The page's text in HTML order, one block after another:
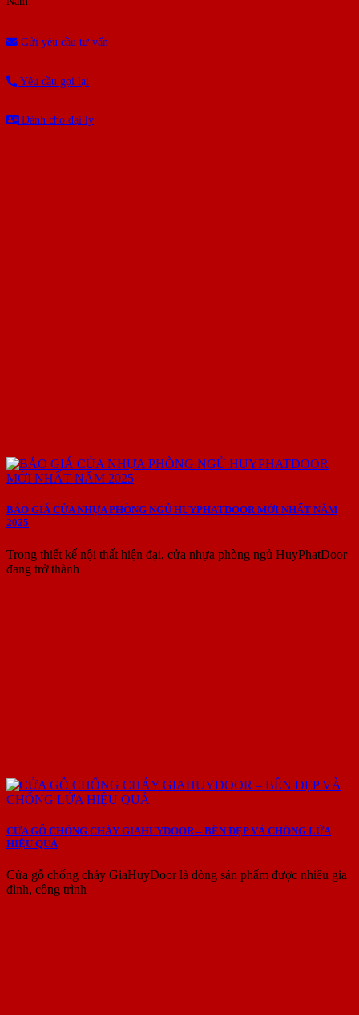
Gửi yêu cầu tư vấn
Yêu cầu gọi lại
Dành cho đại lý
BÁO GIÁ CỬA NHỰA PHÒNG NGỦ HUYPHATDOOR MỚI NHẤT NĂM
2025
Trong thiết kế nội thất hiện đại, cửa nhựa phòng ngủ HuyPhatDoor
đang trở thành
CỬA GỖ CHỐNG CHÁY GIAHUYDOOR – BỀN ĐẸP VÀ CHỐNG LỬA
HIỆU QUẢ
Cửa gỗ chống cháy GiaHuyDoor là dòng sản phẩm được nhiều gia
đình, công trình